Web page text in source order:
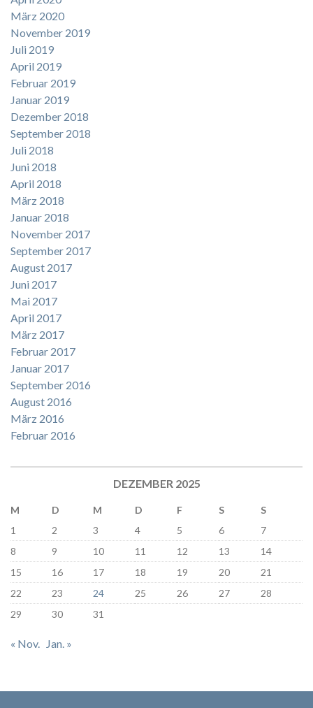
März 2020
November 2019
Juli 2019
April 2019
Februar 2019
Januar 2019
Dezember 2018
September 2018
Juli 2018
Juni 2018
April 2018
März 2018
Januar 2018
November 2017
September 2017
August 2017
Juni 2017
Mai 2017
April 2017
März 2017
Februar 2017
Januar 2017
September 2016
August 2016
März 2016
Februar 2016
DEZEMBER 2025
M D M D F S
S
1
2 3 4 5 6
7
8
9 10 11 12 13
14
15
16 17 18 19 20
21
22
23 24 25 26 27
28
29
30 31
« Nov. Jan. »